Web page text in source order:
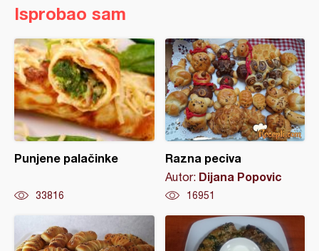
Isprobao sam
Punjene palačinke
33816
Razna peciva
Autor: Dijana Popovic
16951